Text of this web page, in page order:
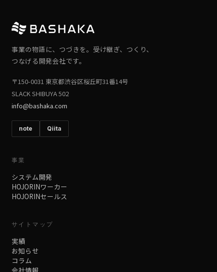
事業の物語に、つづきを。受け継ぎ、つくり、
つなげる開発会社です。
〒150-0031 東京都渋谷区桜丘町31番14号
SLACK SHIBUYA 502
info@bashaka.com
note Qiita
事業
システム開発
HOJORINワーカー
HOJORINセールス
サイトマップ
実績
お知らせ
コラム
会社情報